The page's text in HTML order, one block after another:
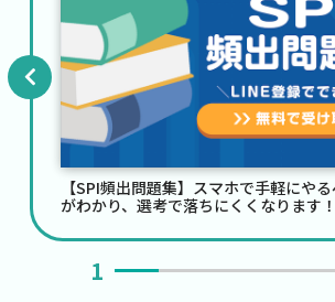
【適職診断】客観的な診断
が見つかる！